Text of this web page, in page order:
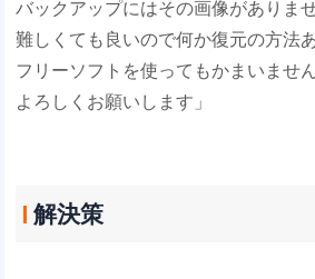
バックアップにはその画像がありま
難しくても良いので何か復元の方法
フリーソフトを使ってもかまいませ
よろしくお願いします」
解決策